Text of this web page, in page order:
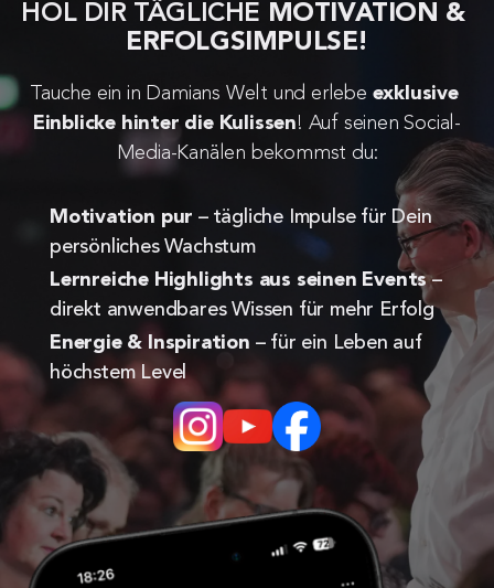
HOL DIR TÄGLICHE MOTIVATION &
ERFOLGSIMPULSE!
Tauche ein in Damians Welt und erlebe exklusive
Einblicke hinter die Kulissen! Auf seinen Social-
Media-Kanälen bekommst du:
Motivation pur – tägliche Impulse für Dein
persönliches Wachstum
Lernreiche Highlights aus seinen Events –
direkt anwendbares Wissen für mehr Erfolg
Energie & Inspiration – für ein Leben auf
höchstem Level